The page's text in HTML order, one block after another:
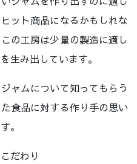
ット商品になるかもしれな
の工房は少量の製造に適し
生み出しています。
ャムについて知ってもらう
食品に対する作り手の思い
。
だわり